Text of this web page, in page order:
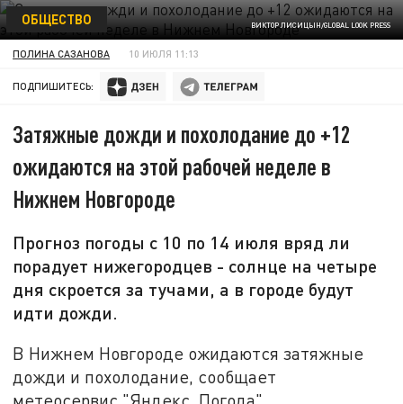
ВИКТОР ЛИСИЦЫН/GLOBAL LOOK PRESS
ОБЩЕСТВО
ПОЛИНА САЗАНОВА 10 ИЮЛЯ 11:13
ПОДПИШИТЕСЬ:
Затяжные дожди и похолодание до +12
ожидаются на этой рабочей неделе в
Нижнем Новгороде
Прогноз погоды с 10 по 14 июля вряд ли
порадует нижегородцев - солнце на четыре
дня скроется за тучами, а в городе будут
идти дожди.
В Нижнем Новгороде ожидаются затяжные
дожди и похолодание, сообщает
метеосервис "Яндекс. Погода".